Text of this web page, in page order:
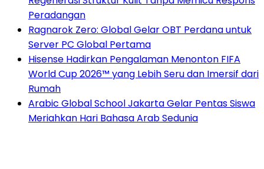
Peradangan
Ragnarok Zero: Global Gelar OBT Perdana untuk
Server PC Global Pertama
Hisense Hadirkan Pengalaman Menonton FIFA
World Cup 2026™ yang Lebih Seru dan Imersif dari
Rumah
Arabic Global School Jakarta Gelar Pentas Siswa
Meriahkan Hari Bahasa Arab Sedunia